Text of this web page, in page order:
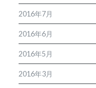
2016年7月
2016年6月
2016年5月
2016年3月